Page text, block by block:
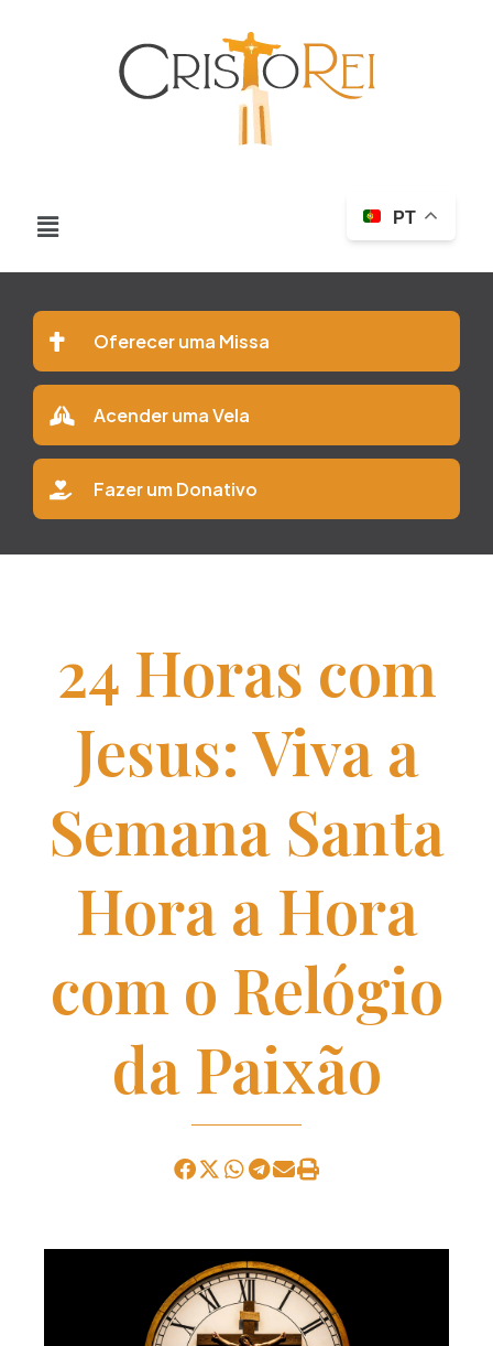
PT
Oferecer uma Missa
Acender uma Vela
Fazer um Donativo
24 Horas com
Jesus: Viva a
Semana Santa
Hora a Hora
com o Relógio
da Paixão